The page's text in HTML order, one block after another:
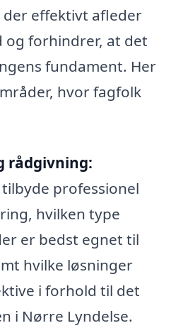
effektivt afleder
og forhindrer, at det
fundament. Her
hvor fagfolk
rådgivning:
professionel
hvilken type
er bedst egnet til
hvilke løsninger
i forhold til det
i Nørre Lyndelse.